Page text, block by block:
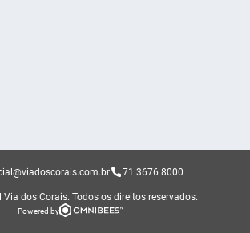
71 3676 8000
dos Corais. Todos os direitos reservados.
Powered by